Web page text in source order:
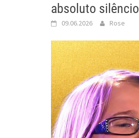
absoluto silêncio
09.06.2026 Rose